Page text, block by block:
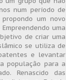
num período de
um novo
uma
de criar uma
se utiliza de
e levantar
população para a
Renascido das